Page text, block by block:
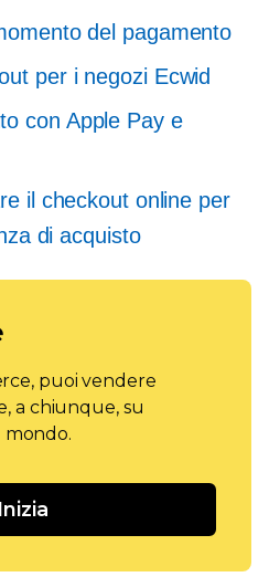
del pagamento
per i negozi Ecwid
con Apple Pay e
il checkout online per
di acquisto
puoi vendere
a chiunque, su
Inizia